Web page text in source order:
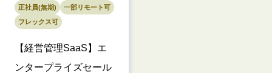
正社員(無期)
一部リモート可
フレックス可
【経営管理SaaS】エ
ンタープライズセール